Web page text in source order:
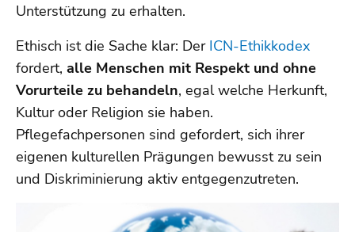
Unterstützung zu erhalten.
Ethisch ist die Sache klar: DerICN-Ethikkodex
fordert, alle Menschen mit Respekt und ohne
Vorurteile zu behandeln, egal welche Herkunft,
Kultur oder Religion sie haben.
Pflegefachpersonen sind gefordert, sich ihrer
eigenen kulturellen Prägungen bewusst zu sein
und Diskriminierung aktiv entgegenzutreten.